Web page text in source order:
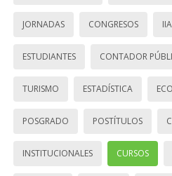
JORNADAS CONGRESOS
ESTUDIANTES CONTADOR
TURISMO ESTADÍSTICA
POSGRADO POSTÍTULOS
INSTITUCIONALES CURSOS